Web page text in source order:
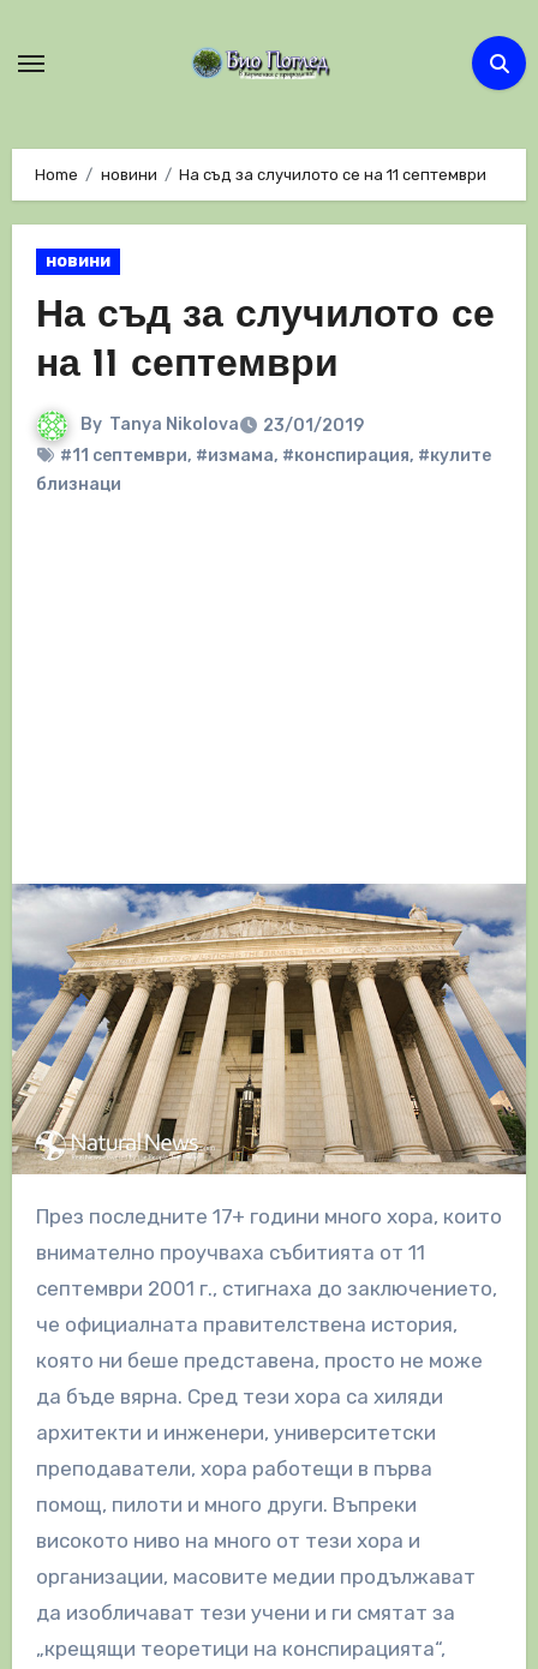
Home новини На съд за случилото се на 11 септември
новини
На съд за случилото се
на 11 септември
By Tanya Nikolova
23/01/2019
#11 септември, #измама, #конспирация, #кулите
близнаци
През последните 17+ години много хора, които
внимателно проучваха събитията от 11
септември 2001 г., стигнаха до заключението,
че официалната правителствена история,
която ни беше представена, просто не може
да бъде вярна. Сред тези хора са хиляди
архитекти и инженери, университетски
преподаватели, хора работещи в първа
помощ, пилоти и много други. Въпреки
високото ниво на много от тези хора и
организации, масовите медии продължават
да изобличават тези учени и ги смятат за
„крещящи теоретици на конспирацията“,